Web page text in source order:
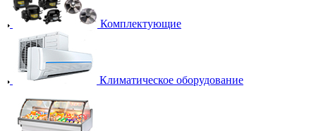
Комплектующие
Климатическое оборудование